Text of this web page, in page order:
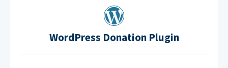
WordPress Donation Plugin